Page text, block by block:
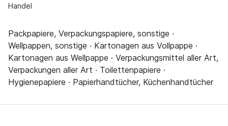
Handel
Packpapiere, Verpackungspapiere, sonstige ·
Wellpappen, sonstige · Kartonagen aus Vollpappe ·
Kartonagen aus Wellpappe · Verpackungsmittel aller Art,
Verpackungen aller Art · Toilettenpapiere ·
Hygienepapiere · Papierhandtücher, Küchenhandtücher